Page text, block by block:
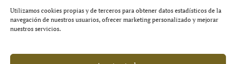
Utilizamos cookies propias y de terceros para obtener datos estadísticos de la
navegación de nuestros usuarios, ofrecer marketing personalizado y mejorar
nuestros servicios.